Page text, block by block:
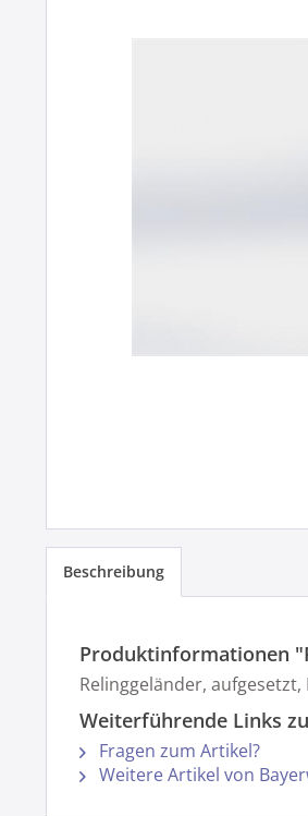
Beschreibung
Produktinformationen
Relinggeländer, aufgesetzt,
Weiterführende Links
Fragen zum Artikel?
Weitere Artikel von